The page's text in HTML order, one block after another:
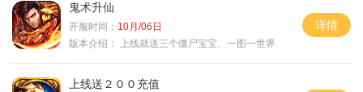
鬼术升仙
开服时间： 10月/06日
版本介绍：
上线就送三个僵尸宝宝、一图一世界
详情
上线送２００充值